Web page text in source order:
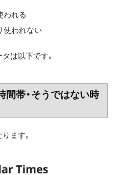
われる
使われない
は以下です。
間帯・そうではない時
ます。